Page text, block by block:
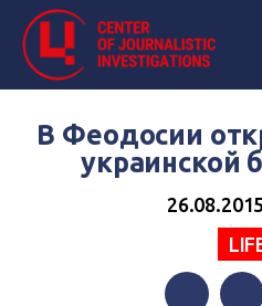
В Феодосии
украинской